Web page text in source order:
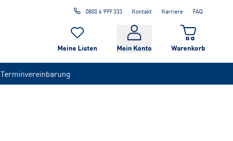
0800 6 999 333 Kontakt Karriere FAQ
Meine Listen Mein Konto Warenkorb
Terminvereinbarung